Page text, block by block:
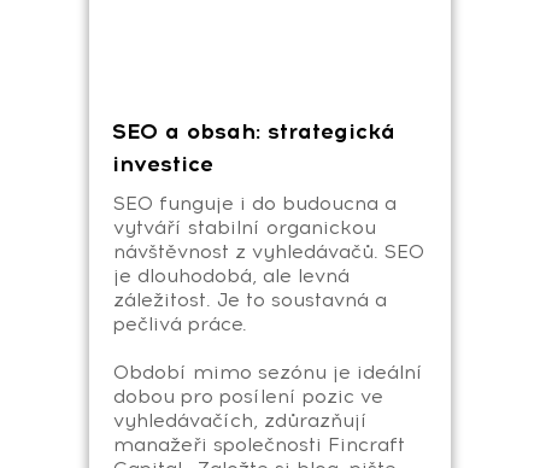
SEO a obsah: strategická
investice
SEO funguje i do budoucna a
vytváří stabilní organickou
návštěvnost z vyhledávačů. SEO
je dlouhodobá, ale levná
záležitost. Je to soustavná a
pečlivá práce.
Období mimo sezónu je ideální
dobou pro posílení pozic ve
vyhledávačích, zdůrazňují
manažeři společnosti Fincraft